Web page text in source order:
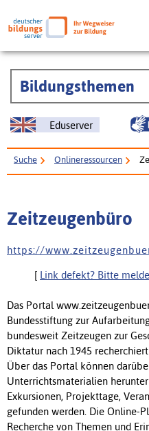
Bildungsthemen
Eduserver
Suche Onlineressourcen
Zeitzeugenbüro
h t t p s : / / w w w . z e i t z e u g e n b u e
[ Link defekt? Bitte
Das Portal
Bundesstiftung zur
bundesweit Zeitzeugen zur
Diktatur nach 1945
Über das Portal können
Unterrichtsmaterialien
Exkursionen, Projekttage,
gefunden werden. Die Online-
Recherche von Themen und